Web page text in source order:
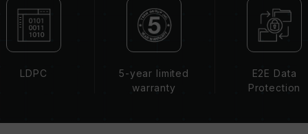
LDPC
5-year limited
warranty
E2E Data
Protection